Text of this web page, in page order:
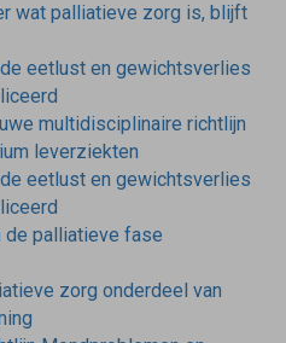
wat palliatieve zorg is, blijft
eetlust en gewichtsverlies
multidisciplinaire richtlijn
leverziekten
eetlust en gewichtsverlies
de palliatieve fase
zorg onderdeel van